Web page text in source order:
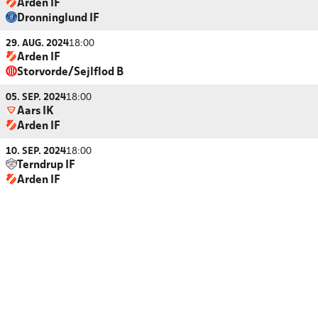
Arden IF
Dronninglund IF
29. AUG. 202418:00
Arden IF
Storvorde/Sejlflod B
05. SEP. 202418:00
Aars IK
Arden IF
10. SEP. 202418:00
Terndrup IF
Arden IF